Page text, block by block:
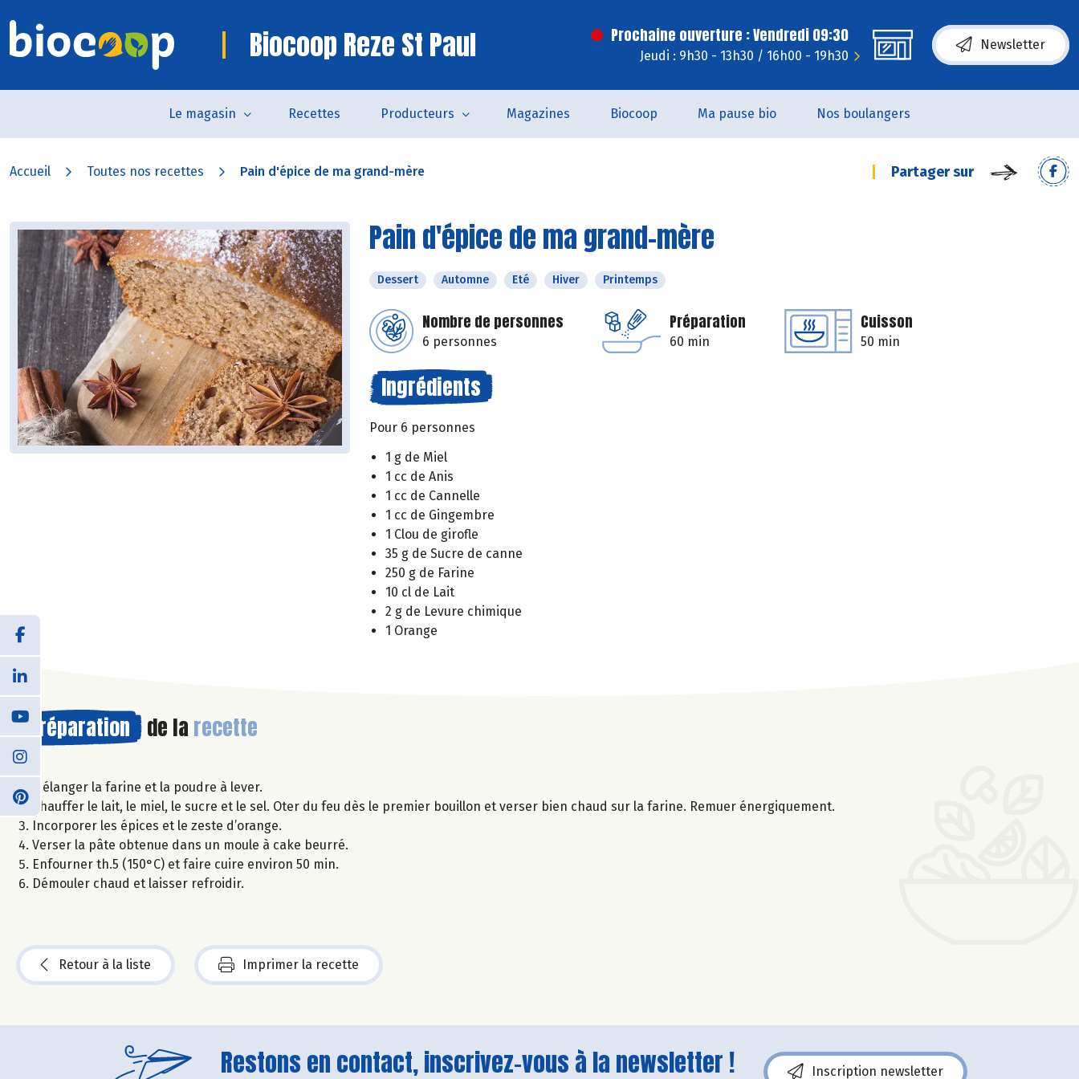
Biocoop Reze St Paul Prochaine ouverture : Vendredi 09:30
Jeudi : 9h30 - 13h30 / 16h00 - 19h30
Newsletter
Le magasin Recettes Producteurs Magazines Biocoop Ma pause bio Nos boulangers
Accueil Toutes nos recettes Pain d'épice de ma grand-mère Partager sur
Pain d'épice de ma grand-mère
Dessert Automne Eté Hiver Printemps
Nombre de personnes
6 personnes
Préparation
60 min
Cuisson
50 min
Ingrédients
Pour 6 personnes
1 g de Miel
1 cc de Anis
1 cc de Cannelle
1 cc de Gingembre
1 Clou de girofle
35 g de Sucre de canne
250 g de Farine
10 cl de Lait
2 g de Levure chimique
1 Orange
Préparation de la recette
Mélanger la farine et la poudre à lever.
Chauffer le lait, le miel, le sucre et le sel. Oter du feu dès le premier bouillon et verser bien chaud sur la farine. Remuer énergiquement.
Incorporer les épices et le zeste d’orange.
Verser la pâte obtenue dans un moule à cake beurré.
Enfourner th.5 (150°C) et faire cuire environ 50 min.
Démouler chaud et laisser refroidir.
Retour à la liste Imprimer la recette
Restons en contact, inscrivez-vous à la newsletter ! Inscription newsletter